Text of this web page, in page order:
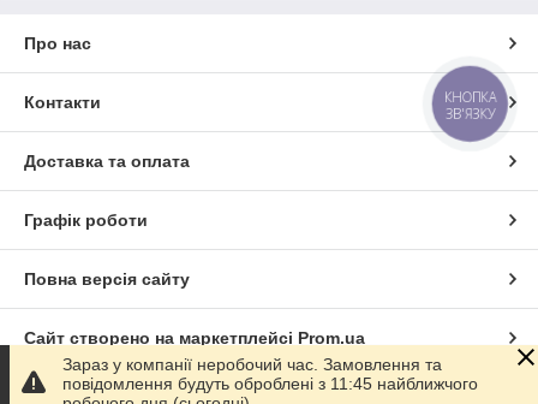
Про нас
Контакти
Доставка та оплата
Графік роботи
Повна версія сайту
Сайт створено на маркетплейсі Prom.ua
Політика конфіденційності
Зараз у компанії неробочий час. Замовлення та
повідомлення будуть оброблені з 11:45 найближчого
КНОПКА
ЗВ'ЯЗКУ